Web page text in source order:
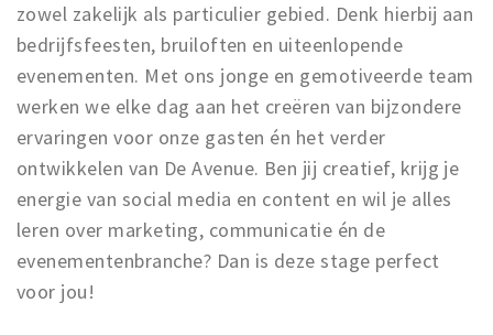
zowel zakelijk als particulier gebied. Denk hierbij aan
bedrijfsfeesten, bruiloften en uiteenlopende
evenementen. Met ons jonge en gemotiveerde team
werken we elke dag aan het creëren van bijzondere
ervaringen voor onze gasten én het verder
ontwikkelen van De Avenue. Ben jij creatief, krijg je
energie van social media en content en wil je alles
leren over marketing, communicatie én de
evenementenbranche? Dan is deze stage perfect
voor jou!